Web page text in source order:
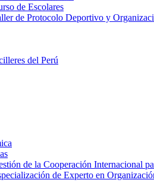
de Escolares
de Protocolo Deportivo y
del Perú
de la Cooperación Internacional
de Experto en